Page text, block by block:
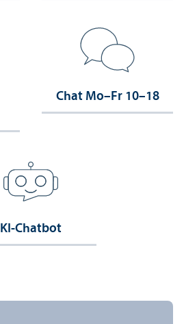
Chat Mo–Fr 10–18
KI-Chatbot